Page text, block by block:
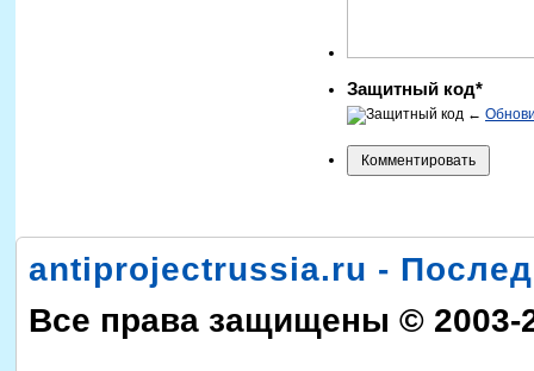
Защитный код*
←
antiprojectrussia.ru -
Все права защищены © 2003-